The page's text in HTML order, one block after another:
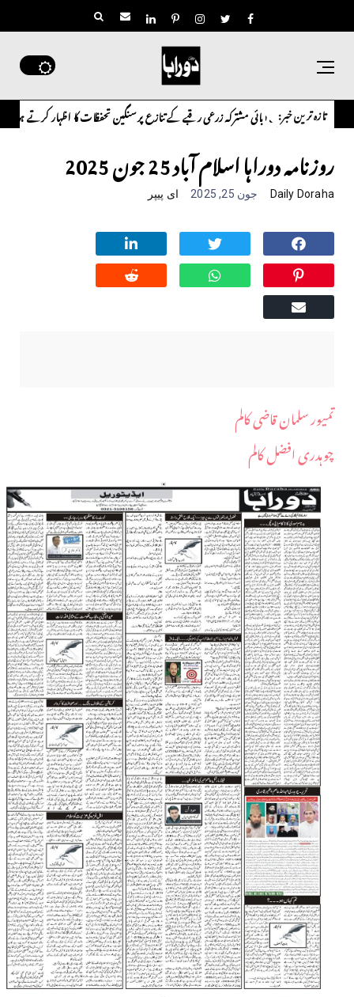
تازہ ترین خبر:
آبائی مشترکہ زرعی رقبے کے تنازع پر سنگین تحفظات کا اظہار کرتے ہوئے متعلقہ حکام سے
روزنامہ دوراہا اسلام آباد 25 جون 2025
Daily Doraha جون 25, 2025 ای پیپر
تمیور سلمان قاضی کالم
چوہدری افضل کالم